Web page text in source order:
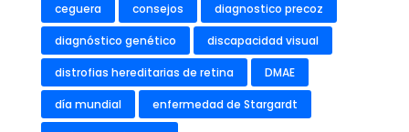
ceguera consejos diagnostico precoz
diagnóstico genético discapacidad visual
distrofias hereditarias de retina DMAE
día mundial enfermedad de Stargardt